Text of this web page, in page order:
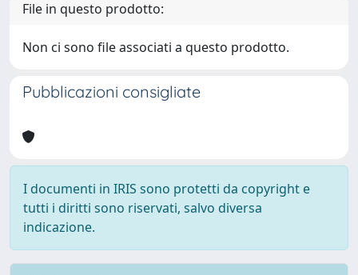
File in questo prodotto:
Non ci sono file associati a questo prodotto.
Pubblicazioni consigliate
I documenti in IRIS sono protetti da copyright e
tutti i diritti sono riservati, salvo diversa
indicazione.